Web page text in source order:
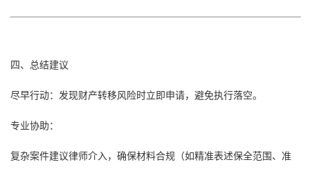
四、总结建议
尽早行动：发现财产转移风险时立即申请，避免执行落空。
专业协助：
复杂案件建议律师介入，确保材料合规（如精准表述保全范围、准